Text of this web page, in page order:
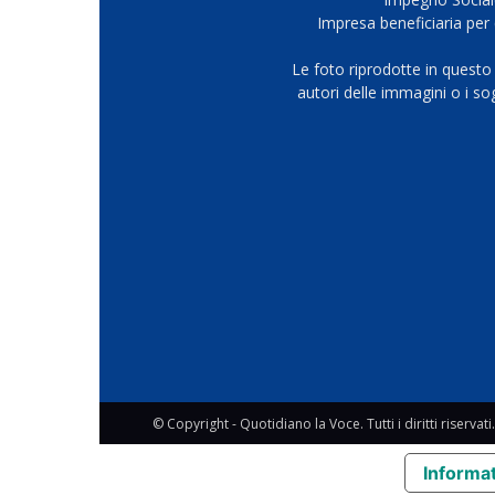
Impresa beneficiaria
Le foto riprodotte in
autori delle immagini o i
© Copyright - Quotidiano la Voce. Tutti i diritti riservati.